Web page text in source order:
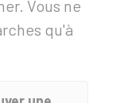
Vous ne
qu'à